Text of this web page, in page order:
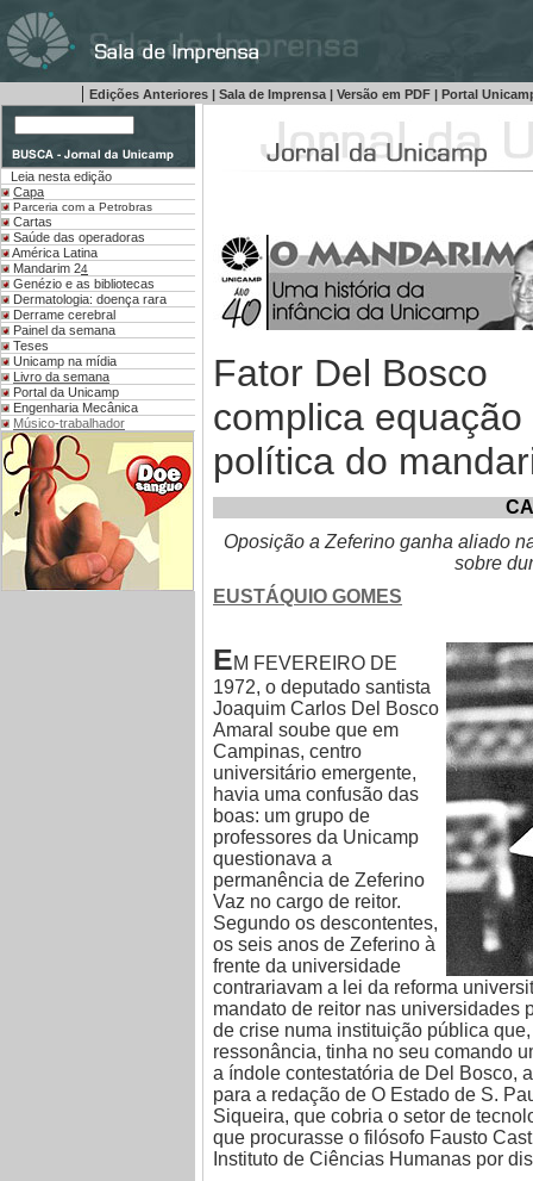
| Edições Anteriores | Sala de Imprensa | Versão em PDF | Portal
Leia nesta edição
Capa
Parceria com a Petrobras
Cartas
Saúde das operadoras
América Latina
Mandarim 24
Genézio e as bibliotecas
Dermatologia: doença rara
Derrame cerebral
Painel da semana
Teses
Unicamp na mídia
Livro da semana
Portal da Unicamp
Engenharia Mecânica
Músico-trabalhador
Fator Del Bosco
complica equação
política do
Oposição a Zeferino ganha aliado
sobre
EUSTÁQUIO GOMES
EM FEVEREIRO DE
1972, o deputado santista
Joaquim Carlos Del Bosco
Amaral soube que em
Campinas, centro
universitário emergente,
havia uma confusão das
boas: um grupo de
professores da Unicamp
questionava a
permanência de Zeferino
Vaz no cargo de reitor.
Segundo os descontentes,
os seis anos de Zeferino à
frente da universidade
contrariavam a lei da reforma
mandato de reitor nas universidades
de crise numa instituição pública
ressonância, tinha no seu comando
a índole contestatória de Del Bosco,
para a redação de O Estado de S.
Siqueira, que cobria o setor de
que procurasse o filósofo Fausto
Instituto de Ciências Humanas por